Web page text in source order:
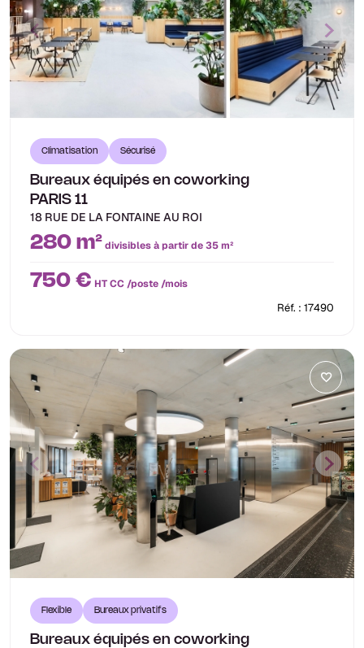
Climatisation Sécurisé
Bureaux équipés en coworking
PARIS 11
18 RUE DE LA FONTAINE AU ROI
280 m²divisibles à partir de 35 m²
750 € HT CC /poste /mois
Réf. : 17490
Flexible Bureaux privatifs
Bureaux équipés en coworking